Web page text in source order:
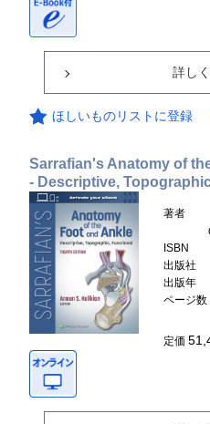
詳し
ほしいものリストに登録
Sarrafian's Anatomy of
- Descriptive,
著者
ISBN
出版社
出版年
ページ数
定価